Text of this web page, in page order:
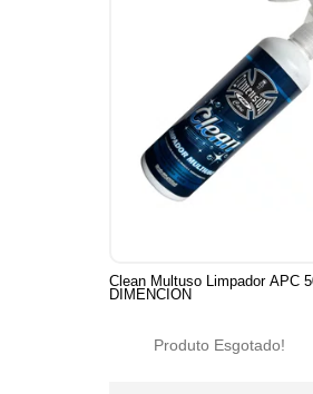
Clean Multuso Limpador APC
DIMENCION
Produto Esgotado!